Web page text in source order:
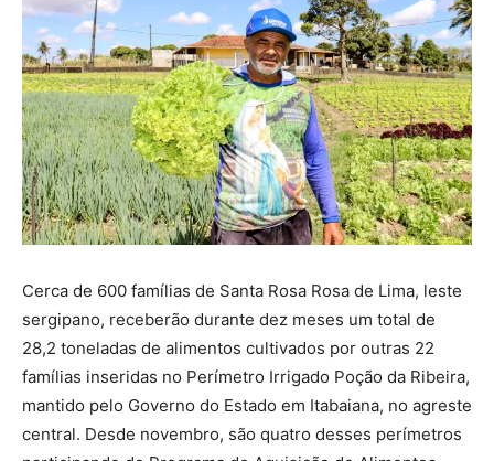
Cerca de 600 famílias de Santa Rosa Rosa de Lima, leste
sergipano, receberão durante dez meses um total de
28,2 toneladas de alimentos cultivados por outras 22
famílias inseridas no Perímetro Irrigado Poção da Ribeira,
mantido pelo Governo do Estado em Itabaiana, no agreste
central. Desde novembro, são quatro desses perímetros